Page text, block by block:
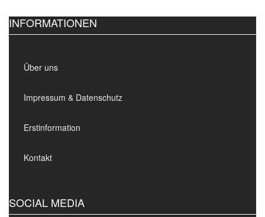
INFORMATIONEN
Über uns
Impressum & Datenschutz
Erstinformation
Kontakt
SOCIAL MEDIA